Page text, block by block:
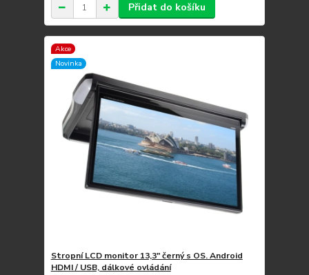
Přidat do košíku
Akce
Novinka
Stropní LCD monitor 13,3" černý s OS. Android
HDMI / USB, dálkové ovládání